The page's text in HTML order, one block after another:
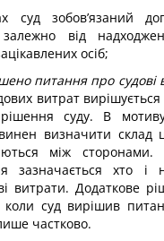
суд зобов’язаний
від
осіб;
питання про судові
витрат
суду. В
визначити склад
між сторонами.
зазначається хто
витрати. Додаткове
коли суд вирішив
частково.